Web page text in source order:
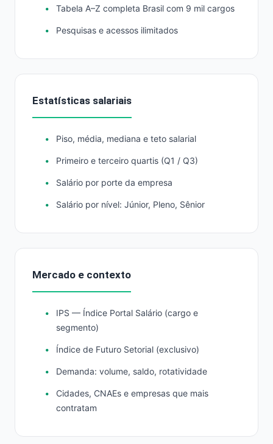
Tabela A–Z completa Brasil com 9 mil cargos
Pesquisas e acessos ilimitados
Estatísticas salariais
Piso, média, mediana e teto salarial
Primeiro e terceiro quartis (Q1 / Q3)
Salário por porte da empresa
Salário por nível: Júnior, Pleno, Sênior
Mercado e contexto
IPS — Índice Portal Salário (cargo e
segmento)
Índice de Futuro Setorial (exclusivo)
Demanda: volume, saldo, rotatividade
Cidades, CNAEs e empresas que mais
contratam